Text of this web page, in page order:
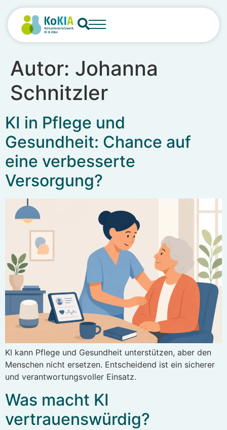
content
Autor: Johanna
Schnitzler
KI in Pflege und
Gesundheit: Chance auf
eine verbesserte
Versorgung?
KI kann Pflege und Gesundheit unterstützen, aber den
Menschen nicht ersetzen. Entscheidend ist ein sicherer
und verantwortungsvoller Einsatz.
Was macht KI
vertrauenswürdig?